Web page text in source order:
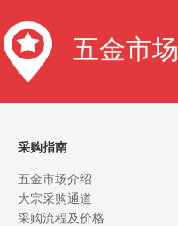
五金市场
采购指南
五金市场介绍
大宗采购通道
采购流程及价格